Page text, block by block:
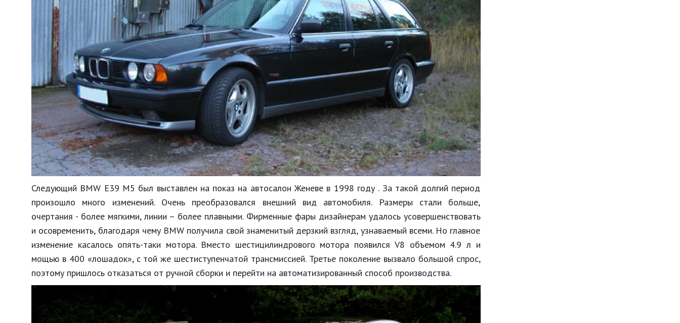
Следующий BMW Е39 M5 был выставлен на показ на автосалон Женеве в 1998 году . За такой долгий период
произошло много изменений. Очень преобразовался внешний вид автомобиля. Размеры стали больше,
очертания - более мягкими, линии – более плавными. Фирменные фары дизайнерам удалось усовершенствовать
и осовременить, благодаря чему BMW получила свой знаменитый дерзкий взгляд, узнаваемый всеми. Но главное
изменение касалось опять-таки мотора. Вместо шестицилиндрового мотора появился V8 объемом 4.9 л и
мощью в 400 «лошадок», с той же шестиступенчатой трансмиссией. Третье поколение вызвало большой спрос,
поэтому пришлось отказаться от ручной сборки и перейти на автоматизированный способ производства.